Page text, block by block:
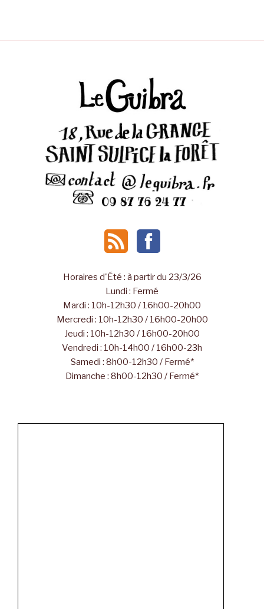
Horaires d'Été : à partir du 23/3/26
Lundi : Fermé
Mardi : 10h-12h30 / 16h00-20h00
Mercredi : 10h-12h30 / 16h00-20h00
Jeudi : 10h-12h30 / 16h00-20h00
Vendredi : 10h-14h00 / 16h00-23h
Samedi : 8h00-12h30 / Fermé*
Dimanche : 8h00-12h30 / Fermé*